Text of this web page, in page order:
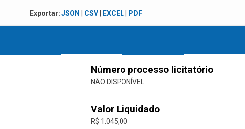
Exportar: JSON CSV| EXCEL| PDF
Número processo licitatório
NÃO DISPONÍVEL
Valor Liquidado
R$ 1.045,00